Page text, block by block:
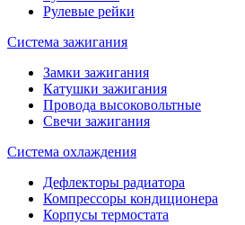
Рулевые рейки
Система зажигания
Замки зажигания
Катушки зажигания
Провода высоковольтные
Свечи зажигания
Система охлаждения
Дефлекторы радиатора
Компрессоры кондиционера
Корпусы термостата